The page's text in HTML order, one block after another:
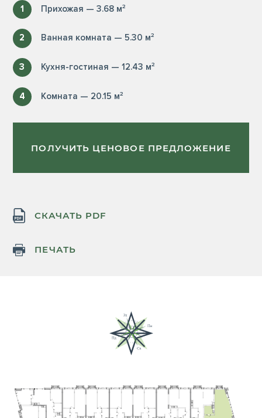
1 Прихожая — 3.68 м²
2 Ванная комната — 5.30 м²
3 Кухня-гостиная — 12.43 м²
4 Комната — 20.15 м²
ПОЛУЧИТЬ ЦЕНОВОЕ ПРЕДЛОЖЕНИЕ
СКАЧАТЬ PDF
ПЕЧАТЬ